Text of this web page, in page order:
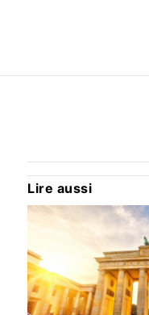
Lire aussi